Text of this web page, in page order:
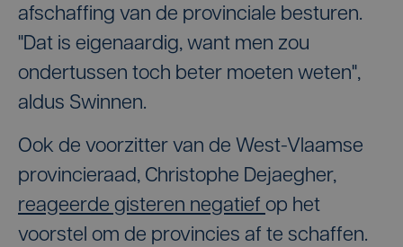
afschaffing van de provinciale besturen.
"Dat is eigenaardig, want men zou
ondertussen toch beter moeten weten",
aldus Swinnen.
Ook de voorzitter van de West-Vlaamse
provincieraad, Christophe Dejaegher,
reageerde gisteren negatief op het
voorstel om de provincies af te schaffen.